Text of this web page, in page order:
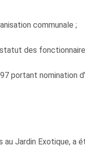
communale ;
des
portant nomination
au Jardin Exotique,